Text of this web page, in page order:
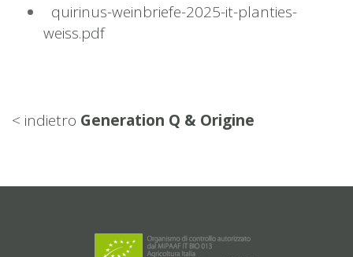
quirinus-weinbriefe-2025-it-planties-
weiss.pdf
< indietro Generation Q & Origine